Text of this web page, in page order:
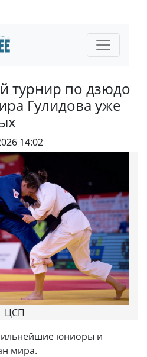
турнир по дзюдо
Гулидова уже
14:02
ЦСП
юниоры и
мира.